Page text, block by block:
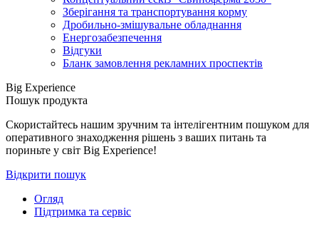
Зберігання та транспортування корму
Дробильно-змішувальне обладнання
Енергозабезпечення
Відгуки
Бланк замовлення рекламних проспектів
Big Experience
Пошук продукта
Скористайтесь нашим зручним та інтелігентним пошуком для
оперативного знаходження рішень з ваших питань та
пориньте у світ Big Experience!
Відкрити пошук
Огляд
Підтримка та сервіс